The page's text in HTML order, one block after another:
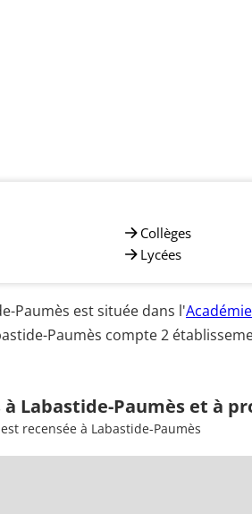
Collèges
Lycées
Paumès est située dans l'
Paumès compte 2
Labastide-Paumès et à
recensée à Labastide-Paumès